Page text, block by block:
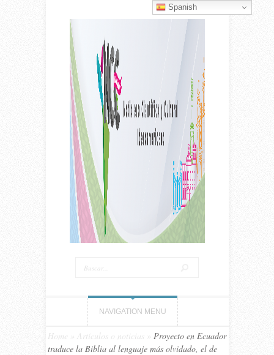
NAVIGATION MENU
Home Artículos o noticias
Proyecto en Ecuador
traduce la Biblia al lenguaje más olvidado, el de
Spanish